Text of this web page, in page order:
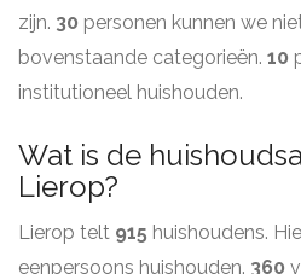
zijn. 30 personen kunnen we
bovenstaande categorieën. 10
institutioneel huishouden.
Wat is de
Lierop?
Lierop telt 915 huishoudens.
eenpersoons huishouden. 360